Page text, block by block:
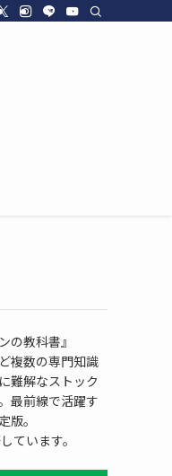
の教科書』
複数の専門知識
難解なストック
最前線で活躍す
版。
ています。